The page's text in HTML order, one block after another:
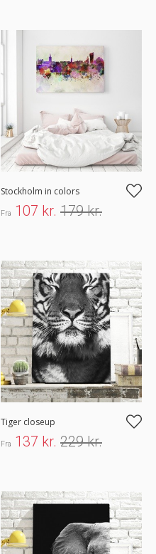
Stockholm in colors
Fra 107 kr. 179 kr.
Tiger closeup
Fra 137 kr. 229 kr.